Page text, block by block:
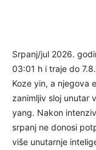
Srpanj/jul 2026.
03:01 h i traje do
Koze yin, a njegova
zanimljiv sloj unutar
yang. Nakon
srpanj ne donosi
više unutarnje